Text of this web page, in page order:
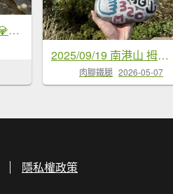
台北大縱走2026｜💎尋寶登上九五峰！第六段｜中華科大→九五峰→南港山→富陽生態公園
2025/09/19 南港山 拇指山 四獸山連走
肉腳鐵腿 2026-05-07
隱私權政策